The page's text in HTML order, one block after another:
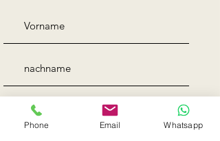
Phone Email Whatsapp